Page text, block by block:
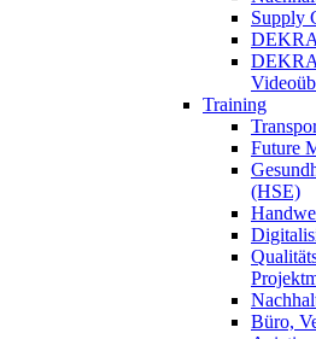
Supply
Training
Future
(HSE)
Büro,